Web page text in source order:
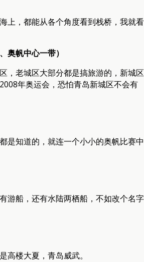
上，都能从各个角度看到栈桥，我就看
奥帆中心一带）
，老城区大部分都是搞旅游的，新城区
年奥运会，恐怕青岛新城区不会有
是知道的，就连一个小小的奥帆比赛中
游船，还有水陆两栖船，不如改个名字
高楼大夏，青岛威武。